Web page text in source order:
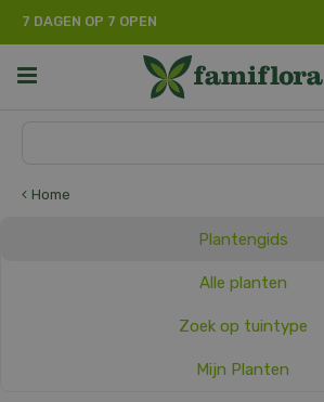
Home
7 DAGEN OP 7 OPEN
Plantengids
Alle planten
Zoek op tuintype
Mijn Planten